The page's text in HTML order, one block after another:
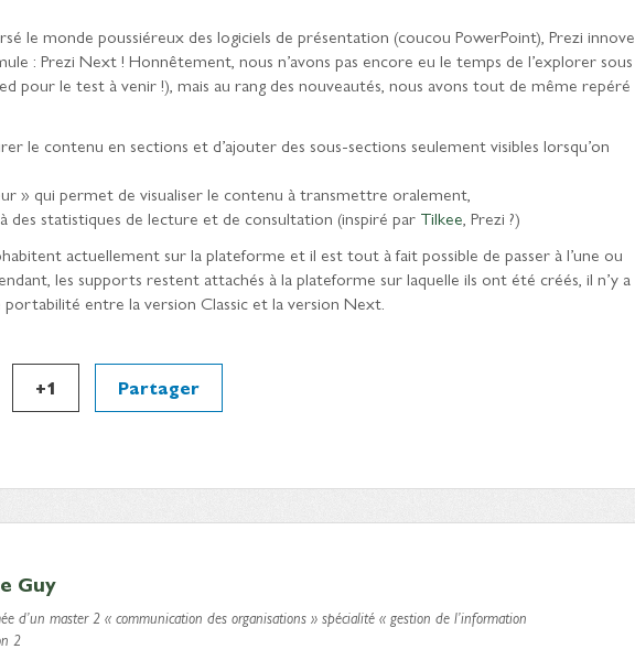
le monde poussiéreux des logiciels de présentation (coucou PowerPoint), Prezi innove
: Prezi Next ! Honnêtement, nous n’avons pas encore eu le temps de l’explorer sous
pour le test à venir !), mais au rang des nouveautés, nous avons tout de même repéré
le contenu en sections et d’ajouter des sous-sections seulement visibles lorsqu’on
» qui permet de visualiser le contenu à transmettre oralement,
des statistiques de lecture et de consultation (inspiré par Tilkee, Prezi ?)
actuellement sur la plateforme et il est tout à fait possible de passer à l’une ou
les supports restent attachés à la plateforme sur laquelle ils ont été créés, il n’y a
entre la version Classic et la version Next.
+1 Partager
Guy
d’un master 2 « communication des organisations » spécialité « gestion de l’information
2